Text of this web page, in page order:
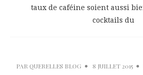
taux de caféine soient aussi
cocktails du
PAR QUERELLES BLOG 8 JUILLET 2015